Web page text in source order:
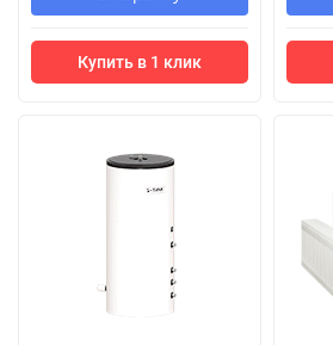
Купить в 1 клик